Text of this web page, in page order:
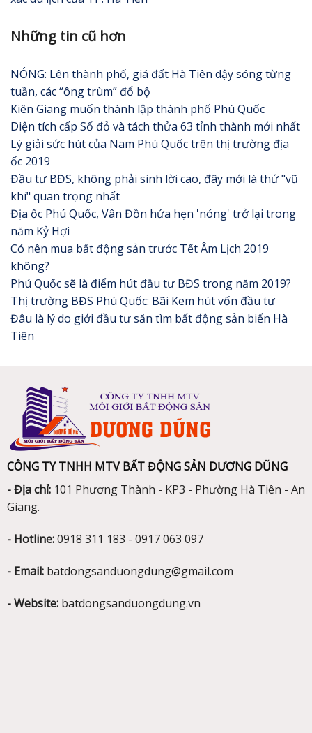
Những tin cũ hơn
NÓNG: Lên thành phố, giá đất Hà Tiên dậy sóng từng
tuần, các “ông trùm” đổ bộ
Kiên Giang muốn thành lập thành phố Phú Quốc
Diện tích cấp Sổ đỏ và tách thửa 63 tỉnh thành mới nhất
Lý giải sức hút của Nam Phú Quốc trên thị trường địa
ốc 2019
Đầu tư BĐS, không phải sinh lời cao, đây mới là thứ "vũ
khí" quan trọng nhất
Địa ốc Phú Quốc, Vân Đồn hứa hẹn 'nóng' trở lại trong
năm Kỷ Hợi
Có nên mua bất động sản trước Tết Âm Lịch 2019
không?
Phú Quốc sẽ là điểm hút đầu tư BĐS trong năm 2019?
Thị trường BĐS Phú Quốc: Bãi Kem hút vốn đầu tư
Đâu là lý do giới đầu tư săn tìm bất động sản biển Hà
Tiên
CÔNG TY TNHH MTV BẤT ĐỘNG SẢN DƯƠNG DŨNG
- Địa chỉ:101 Phương Thành - KP3 - Phường Hà Tiên - An
Giang.
- Hotline:0918 311 183 - 0917 063 097
- Email:batdongsanduongdung@gmail.com
- Website:batdongsanduongdung.vn